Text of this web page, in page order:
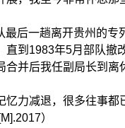
一趟离开贵州的专
到1983年5月部队撤
并后我任副局长到离
减退，很多往事都
）